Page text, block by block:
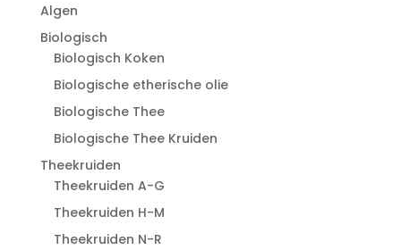
Algen
Biologisch
Biologisch Koken
Biologische etherische olie
Biologische Thee
Biologische Thee Kruiden
Theekruiden
Theekruiden A-G
Theekruiden H-M
Theekruiden N-R